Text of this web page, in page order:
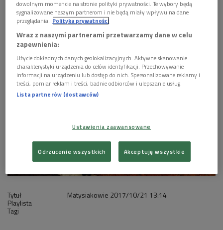
AUDIO 1 plik
 26'52
Matysiakowie 21 października godz. 13:16
Tytuł Matysiakowie 2017/10/21 13:14
Playlista
Tagi
dowolnym momencie na stronie polityki prywatności. Te wybory będą
sygnalizowane naszym partnerom i nie będą miały wpływu na dane
przeglądania. Polityka prywatności
Wraz z naszymi partnerami przetwarzamy dane w celu
zapewnienia:
Użycie dokładnych danych geolokalizacyjnych. Aktywne skanowanie
charakterystyki urządzenia do celów identyfikacji. Przechowywanie
informacji na urządzeniu lub dostęp do nich. Spersonalizowane reklamy i
treści, pomiar reklam i treści, badnie odbiorców i ulepszanie usług.
Lista partnerów (dostawców)
Ustawienia zaawansowane
Odrzucenie wszystkich Akceptuję wszystkie